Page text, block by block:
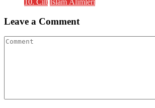
Leave a Comment